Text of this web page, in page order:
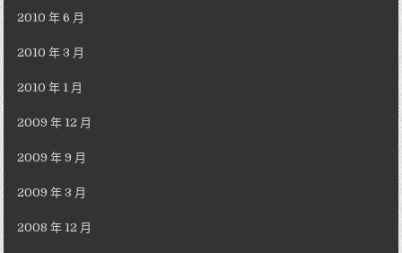
2010 年 6 月
2010 年 3 月
2010 年 1 月
2009 年 12 月
2009 年 9 月
2009 年 3 月
2008 年 12 月